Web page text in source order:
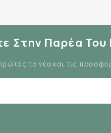
Στην Παρέα
τα νέα και τις